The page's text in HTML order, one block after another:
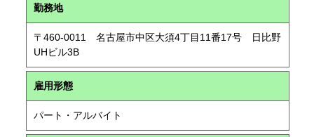
勤務地
〒460-0011 名古屋市中区大須4丁目11番17号 日比野
UHビル3B
雇用形態
パート・アルバイト